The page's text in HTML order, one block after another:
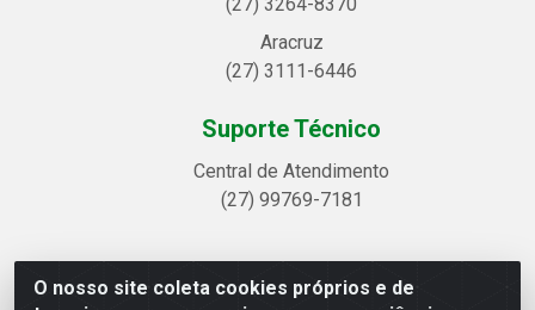
O nosso site coleta cookies próprios e de
Aracruz
(27) 3111-6446
Suporte Técnico
Central de Atendimento
(27) 99769-7181
Linhavix Distribuidora LTDA - Avenida Alegre, 2521 -